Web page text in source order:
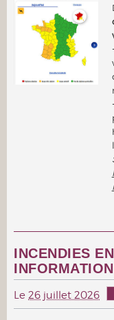
INCENDIES
Le 26 juillet 2026